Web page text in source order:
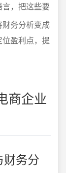
，把这些要
务分析变成
盈利点，提
商企业
务分